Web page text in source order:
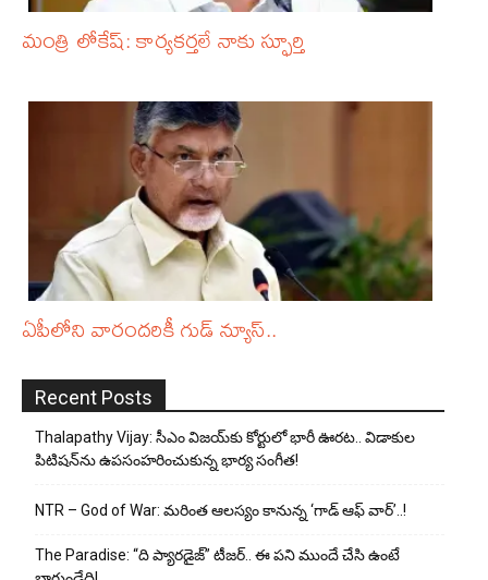
మంత్రి లోకేష్: కార్యకర్తలే నాకు స్ఫూర్తి
ఏపీలోని వారందరికీ గుడ్ న్యూస్..
Recent Posts
Thalapathy Vijay: సీఎం విజయ్‌కు కోర్టులో భారీ ఊరట.. విడాకుల
పిటిషన్‌ను ఉపసంహరించుకున్న భార్య సంగీత!
NTR – God of War: మరింత ఆలస్యం కానున్న ‘గాడ్ ఆఫ్ వార్’..!
The Paradise: “ది ప్యారడైజ్” టీజర్.. ఈ పని ముందే చేసి ఉంటే